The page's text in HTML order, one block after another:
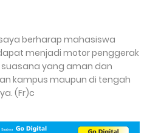
berharap mahasiswa
menjadi motor penggerak
yang aman dan
kampus maupun di tengah
(Fr)c